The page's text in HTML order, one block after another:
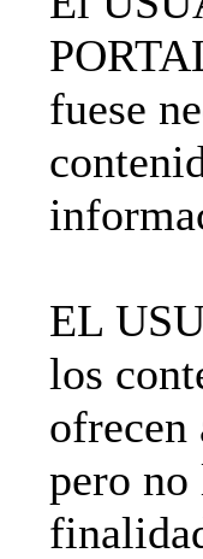
fuese
EL
los
ofrecen
pero